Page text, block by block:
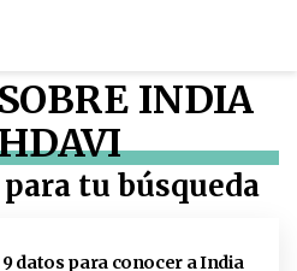
INDIA
tu búsqueda
9 datos para conocer a India